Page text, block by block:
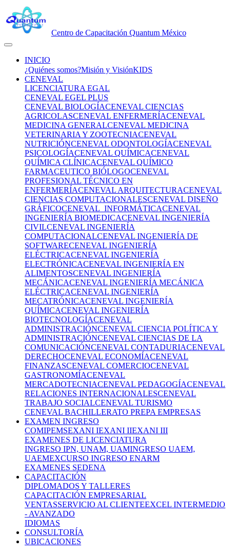
Centro de Capacitación Quantum México
INICIO
¿Quiénes somos?Misión y VisiónKIDS
CENEVAL
LICENCIATURA EGAL
CENEVAL EGEL PLUS
CENEVAL BIOLOGÍACENEVAL CIENCIAS
AGRICOLASCENEVAL ENFERMERÍACENEVAL
MEDICINA GENERALCENEVAL MEDICINA
VETERINARIA Y ZOOTECNIACENEVAL
NUTRICIÓNCENEVAL ODONTOLOGÍACENEVAL
PSICOLOGÍACENEVAL QUÍMICACENEVAL
QUÍMICA CLÍNICACENEVAL QUÍMICO
FARMACEUTICO BIÓLOGOCENEVAL
PROFESIONAL TÉCNICO EN
ENFERMERÍACENEVAL ARQUITECTURACENEVAL
CIENCIAS COMPUTACIONALESCENEVAL DISEÑO
GRÁFICOCENEVAL INFORMÁTICACENEVAL
INGENIERÍA BIOMEDICACENEVAL INGENIERÍA
CIVILCENEVAL INGENIERÍA
COMPUTACIONALCENEVAL INGENIERÍA DE
SOFTWARECENEVAL INGENIERÍA
ELÉCTRICACENEVAL INGENIERÍA
ELECTRÓNICACENEVAL INGENIERÍA EN
ALIMENTOSCENEVAL INGENIERÍA
MECÁNICACENEVAL INGENIERÍA MECÁNICA
ELÉCTRICACENEVAL INGENIERÍA
MECATRÓNICACENEVAL INGENIERÍA
QUÍMICACENEVAL INGENIERÍA
BIOTECNOLOGÍACENEVAL
ADMINISTRACIÓNCENEVAL CIENCIA POLÍTICA Y
ADMINISTRACIÓNCENEVAL CIENCIAS DE LA
COMUNICACIÓNCENEVAL CONTADURIACENEVAL
DERECHOCENEVAL ECONOMÍACENEVAL
FINANZASCENEVAL COMERCIOCENEVAL
GASTRONOMÍACENEVAL
MERCADOTECNIACENEVAL PEDAGOGÍACENEVAL
RELACIONES INTERNACIONALESCENEVAL
TRABAJO SOCIALCENEVAL TURISMO
CENEVAL BACHILLERATO PREPA EMPRESAS
EXAMEN INGRESO
COMIPEMSEXANI IEXANI IIEXANI III
EXAMENES DE LICENCIATURA
INGRESO IPN, UNAM, UAMINGRESO UAEM,
UAEMEXCURSO INGRESO ENARM
EXAMENES SEDENA
CAPACITACIÓN
DIPLOMADOS Y TALLERES
CAPACITACIÓN EMPRESARIAL
VENTASSERVICIO AL CLIENTEEXCEL INTERMEDIO
- AVANZADO
IDIOMAS
CONSULTORÍA
UBICACIONES